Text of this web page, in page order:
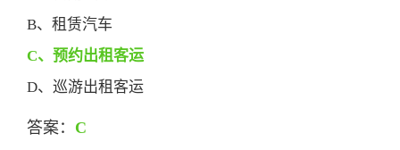
B、租赁汽车
C、预约出租客运
D、巡游出租客运
答案： C